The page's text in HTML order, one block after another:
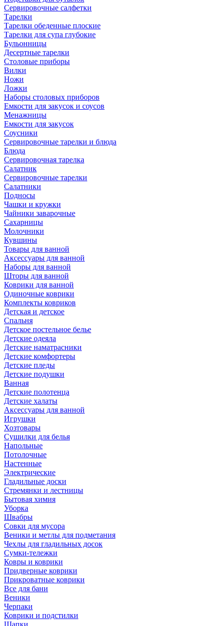
Сервировочные салфетки
Тарелки
Тарелки обеденные плоские
Тарелки для супа глубокие
Бульонницы
Десертные тарелки
Столовые приборы
Вилки
Ножи
Ложки
Наборы столовых приборов
Емкости для закусок и соусов
Менажницы
Емкости для закусок
Соусники
Сервировочные тарелки и блюда
Блюда
Сервировочная тарелка
Салатник
Сервировочные тарелки
Салатники
Подносы
Чашки и кружки
Чайники заварочные
Сахарницы
Молочники
Кувшины
Товары для ванной
Аксессуары для ванной
Наборы для ванной
Шторы для ванной
Коврики для ванной
Одиночные коврики
Комплекты ковриков
Детская и детское
Спальня
Детское постельное белье
Детские одеяла
Детские наматрасники
Детские комфортеры
Детские пледы
Детские подушки
Ванная
Детские полотенца
Детские халаты
Аксессуары для ванной
Игрушки
Хозтовары
Сушилки для белья
Напольные
Потолочные
Настенные
Электрические
Гладильные доски
Стремянки и лестницы
Бытовая химия
Уборка
Швабры
Совки для мусора
Веники и метлы для подметания
Чехлы для гладильных досок
Сумки-тележки
Ковры и коврики
Придверные коврики
Прикроватные коврики
Все для бани
Веники
Черпаки
Коврики и подстилки
Шапки